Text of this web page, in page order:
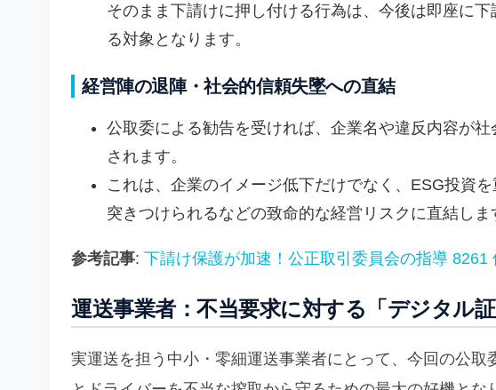
そのまま下請けに押し付ける行為は、今後は即座に
る対象となります。
経営陣の退陣・社会的信頼失墜への直結
公取委による勧告を受ければ、企業名や違反内容が社
されます。
これは、企業のイメージ低下だけでなく、ESG投資
突きつけられるなどの致命的な経営リスクに直結しま
参考記事: 下請け保護が加速！公正取引委員会の指導 8261
運送事業者：不当要求に対する「デジタル
実運送を担う中小・零細運送事業者にとって、今回の公